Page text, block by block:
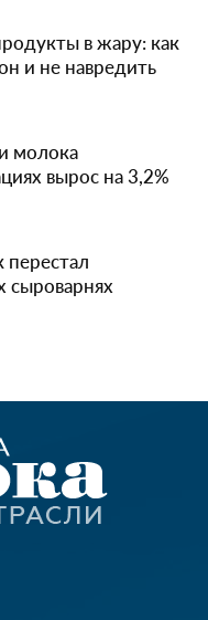
в жару: как
и не навредить
молока
вырос на 3,2%
перестал
сыроварнях